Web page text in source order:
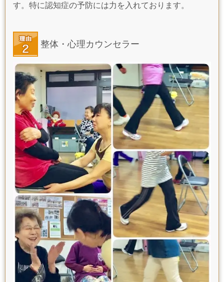
す。特に認知症の予防には力を入れております。
整体・心理カウンセラー